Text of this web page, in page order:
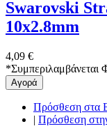
Swarovski
10x2.8mm
4,09 €
*
Αγορά
Πρόσθεση στα
| Πρόσθεση